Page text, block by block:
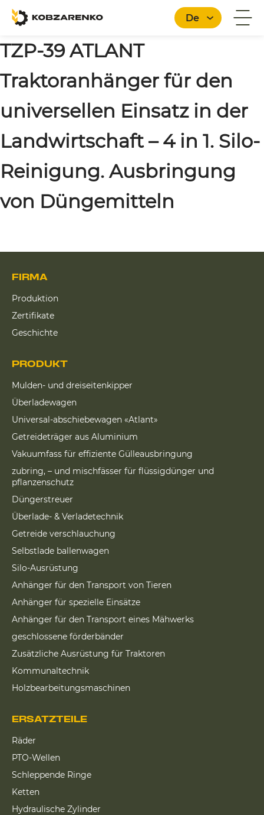
De
Deutsch
TZP-39 ATLANT
Traktoranhänger für den
universellen Einsatz in der
Landwirtschaft – 4 in 1. Silo-
Reinigung. Ausbringung
von Düngemitteln
FIRMA
Produktion
Zertifikate
Geschichte
PRODUKT
Mulden- und dreiseitenkipper
Überladewagen
Universal-abschiebewagen «Atlant»
Getreideträger aus Aluminium
Vakuumfass für effiziente Gülleausbringung
zubring, – und mischfässer für flüssigdünger und
pflanzenschutz
Düngerstreuer
Überlade- & Verladetechnik
Getreide verschlauchung
Selbstlade ballenwagen
Silo-Ausrüstung
Anhänger für den Transport von Tieren
Anhänger für spezielle Einsätze
Anhänger für den Transport eines Mähwerks
geschlossene förderbänder
Zusätzliche Ausrüstung für Traktoren
Kommunaltechnik
Holzbearbeitungsmaschinen
ERSATZTEILE
Räder
PTO-Wellen
Schleppende Ringe
Ketten
Hydraulische Zylinder